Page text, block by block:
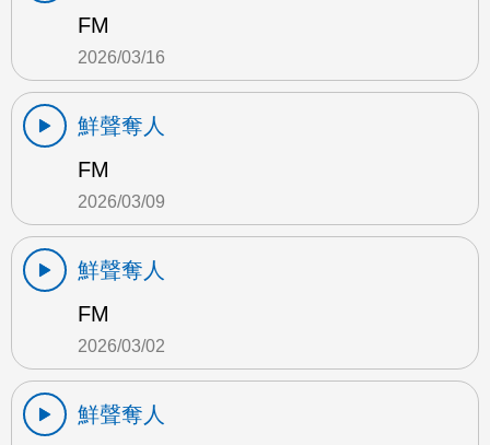
FM
2026/03/16
鮮聲奪人
FM
2026/03/09
鮮聲奪人
FM
2026/03/02
鮮聲奪人